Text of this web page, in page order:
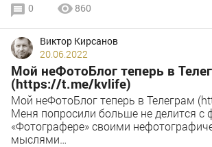
0 860
Виктор Кирсанов
20.06.2022
Мой неФотоБлог теперь в
(https://t.me/kvlife)
Мой неФотоБлог теперь в Телеграм
Меня попросили больше не делится с
«Фотографере» своими
мыслями…